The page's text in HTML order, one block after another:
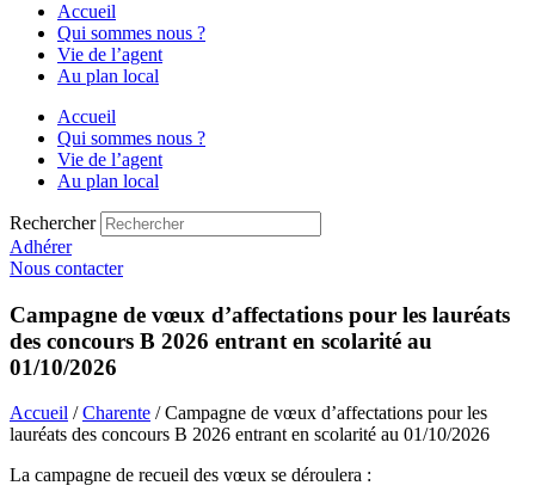
Accueil
Qui sommes nous ?
Vie de l’agent
Au plan local
Accueil
Qui sommes nous ?
Vie de l’agent
Au plan local
Rechercher
Adhérer
Nous contacter
Campagne de vœux d’affectations pour les lauréats
des concours B 2026 entrant en scolarité au
01/10/2026
Accueil /Charente / Campagne de vœux d’affectations pour les
lauréats des concours B 2026 entrant en scolarité au 01/10/2026
La campagne de recueil des vœux se déroulera :